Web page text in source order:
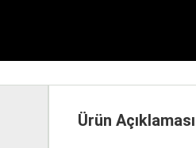
Ürün